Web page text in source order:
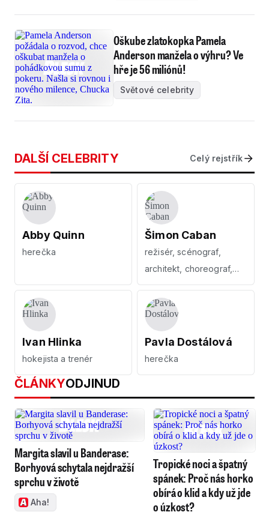
Oškube zlatokopka Pamela
Anderson manžela o výhru? Ve
hře je 56 miliónů!
Světové celebrity
DALŠÍ CELEBRITY Celý rejstřík
Abby Quinn
herečka
Šimon Caban
režisér, scénograf,
architekt, choreograf,
fotograf, scenárista
Ivan Hlinka
hokejista a trenér
Pavla Dostálová
herečka
ČLÁNKYODJINUD
Margita slavil u Banderase:
Borhyová schytala nejdražší
sprchu v životě
Aha!
Tropické noci a špatný
spánek: Proč nás horko
obírá o klid a kdy už jde
o úzkost?